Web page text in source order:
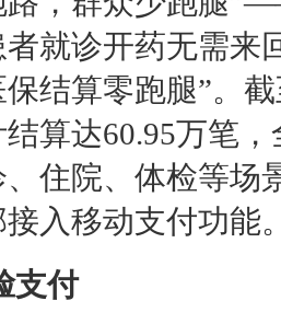
就诊开药无需来
保结算零跑腿”。
算达60.95万笔
住院、体检等场
接入移动支付功能
支付